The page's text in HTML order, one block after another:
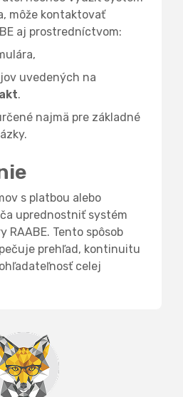
môže kontaktovať
aj prostredníctvom:
uvedených na
.
najmä pre základné
s platbou alebo
uprednostniť systém
RAABE. Tento spôsob
prehľad, kontinuitu
celej